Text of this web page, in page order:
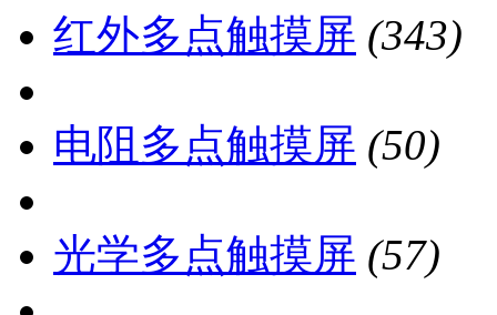
红外多点触摸屏 (343)
电阻多点触摸屏 (50)
光学多点触摸屏 (57)